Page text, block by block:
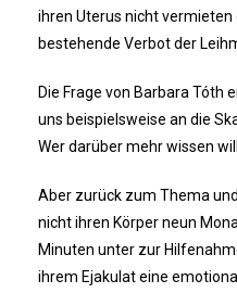
ihren Uterus nicht
bestehende Verbot der
Die Frage von Barbara Tóth
uns beispielsweise an die
Wer darüber mehr wissen
Aber zurück zum Thema
nicht ihren Körper neun
Minuten unter zur
ihrem Ejakulat eine